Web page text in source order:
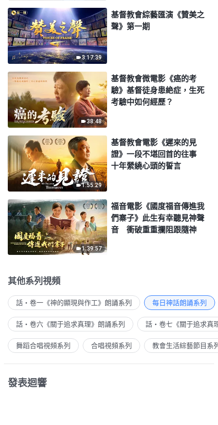
3:17:39
基督教會綜藝匯演《贊美之
聲》第一期
38:48
基督教會微電影《癌的考
驗》基督徒身患絶症，生死
考驗中如何經歷？
1:55:29
基督教會電影《遲來的見
證》一段不堪回首的往事
十年縈繞心頭的誓言
1:39:57
福音電影《國度福音傳進我
們寨子》此生有幸聽見神聲
音 衝破重重攔阻跟隨神
其他系列視頻
話・卷一《神的顯現與作工》朗誦系列 每日神話朗誦系列
話・卷六《關于追求真理》朗誦系列 話・卷七《關于追求真
舞蹈合唱視頻系列 合唱視頻系列 教會生活綜藝節目系
發表迴響